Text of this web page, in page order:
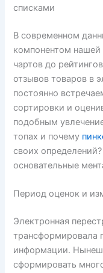
списками
В современном
компонентом нашей
чартов до
отзывов товаров в
постоянно
сортировки и
подобным
топах и почему
своих
основательные
Период оценок и
Электронная
трансформировала
информации.
сформировать